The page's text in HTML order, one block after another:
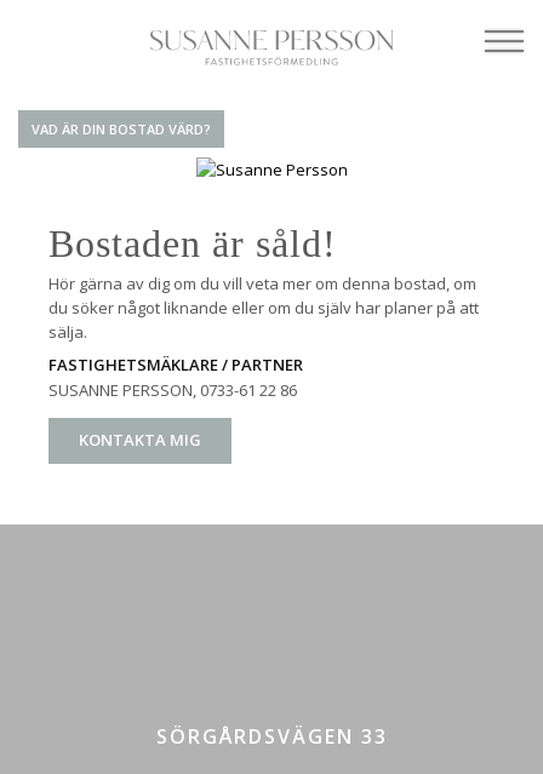
VAD ÄR DIN BOSTAD VÄRD?
Bostaden är såld!
Hör gärna av dig om du vill veta mer om denna bostad, om
du söker något liknande eller om du själv har planer på att
sälja.
FASTIGHETSMÄKLARE / PARTNER
SUSANNE PERSSON, 0733-61 22 86
KONTAKTA MIG
SÖRGÅRDSVÄGEN 33